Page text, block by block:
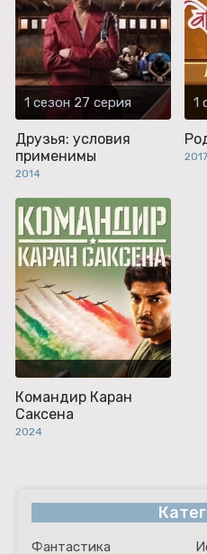
1 сезон 27 серия
Друзья: условия
применимы
2014
1
2017
Командир Каран
Саксена
2024
Фантастика